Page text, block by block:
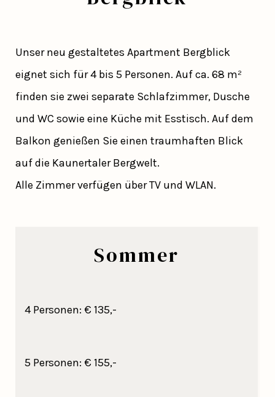
Unser neu gestaltetes Apartment Bergblick
eignet sich für 4 bis 5 Personen. Auf ca. 68 m²
finden sie zwei separate Schlafzimmer, Dusche
und WC sowie eine Küche mit Esstisch. Auf dem
Balkon genießen Sie einen traumhaften Blick
auf die Kaunertaler Bergwelt.
Alle Zimmer verfügen über TV und WLAN.
Sommer
4 Personen: € 135,-
5 Personen: € 155,-